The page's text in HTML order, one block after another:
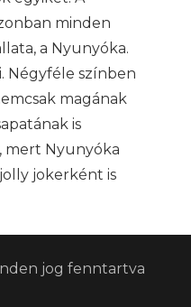
minden
a Nyunyóka.
Négyféle színben
magának
is
mert Nyunyóka
jokerként is
jog fenntartva